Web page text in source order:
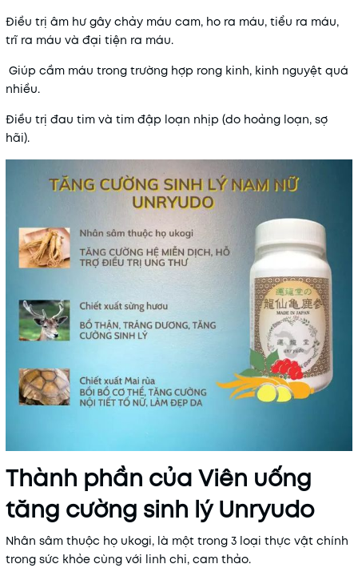
Điều trị âm hư gây chảy máu cam, ho ra máu, tiểu ra máu,
trĩ ra máu và đại tiện ra máu.
Giúp cầm máu trong trường hợp rong kinh, kinh nguyệt quá
nhiều.
Điều trị đau tim và tim đập loạn nhịp (do hoảng loạn, sợ
hãi).
Thành phần của Viên uống
tăng cường sinh lý Unryudo
Nhân sâm thuộc họ ukogi, là một trong 3 loại thực vật chính
trong sức khỏe cùng với linh chi, cam thảo.